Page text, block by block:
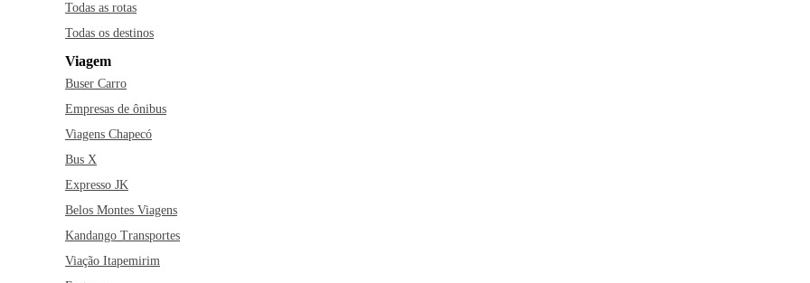
Todas as rotas
Todas os destinos
Viagem
Buser Carro
Empresas de ônibus
Viagens Chapecó
Bus X
Expresso JK
Belos Montes Viagens
Kandango Transportes
Viação Itapemirim